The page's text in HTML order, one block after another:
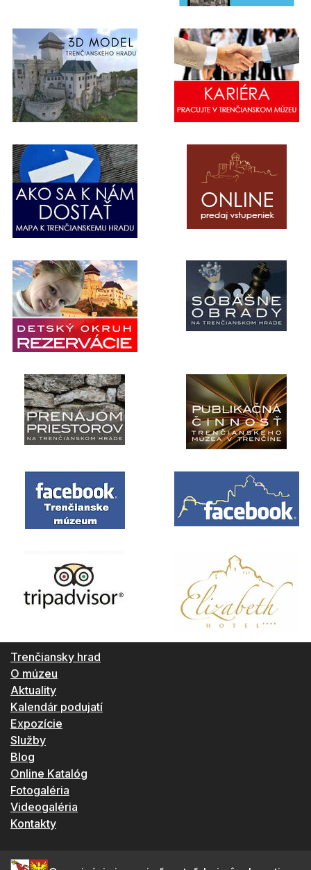
Trenčiansky hrad
O múzeu
Aktuality
Kalendár podujatí
Expozície
Služby
Blog
Online Katalóg
Fotogaléria
Videogaléria
Kontakty